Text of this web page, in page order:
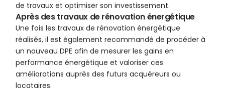
de travaux et optimiser son investissement.
Après des travaux de rénovation énergétique
Une fois les travaux de rénovation énergétique
réalisés, il est également recommandé de procéder à
un nouveau DPE afin de mesurer les gains en
performance énergétique et valoriser ces
améliorations auprès des futurs acquéreurs ou
locataires.